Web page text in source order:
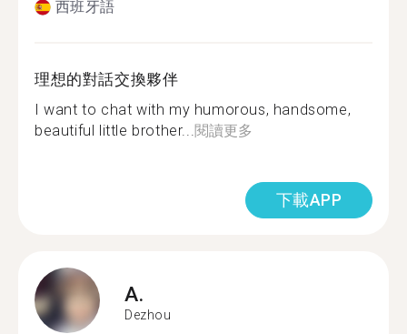
西班牙語
理想的對話交換夥伴
I want to chat with my humorous, handsome,
beautiful little brother...閱讀更多
下載APP
A.
Dezhou